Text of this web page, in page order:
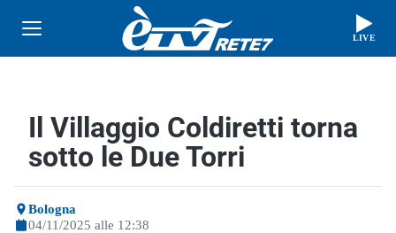
LIVE
Il Villaggio Coldiretti torna
sotto le Due Torri
Bologna
04/11/2025 alle 12:38